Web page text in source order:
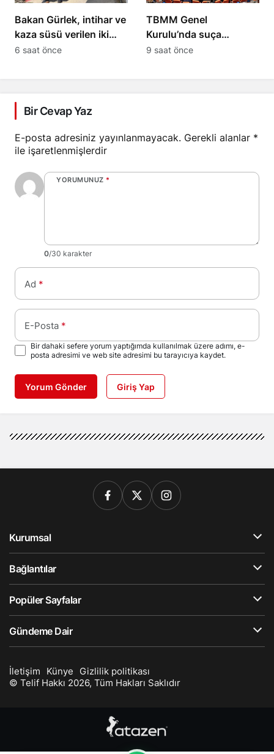
Bakan Gürlek, intihar ve
kaza süsü verilen iki
ölüm olayını aydınlattı
6 saat önce
TBMM Genel
Kurulu’nda suça
sürüklenen çocuklara
9 saat önce
Bir Cevap Yaz
E-posta adresiniz yayınlanmayacak. Gerekli alanlar *
ile işaretlenmişlerdir
YORUMUNUZ *
0/30 karakter
Ad *
E-Posta *
Bir dahaki sefere yorum yaptığımda kullanılmak üzere adımı, e-
posta adresimi ve web site adresimi bu tarayıcıya kaydet.
Yorum Gönder Giriş Yap
Kurumsal
Bağlantılar
Popüler Sayfalar
Gündeme Dair
İletişim Künye
Gizlilik politikası
© Telif Hakkı 2026, Tüm Hakları Saklıdır